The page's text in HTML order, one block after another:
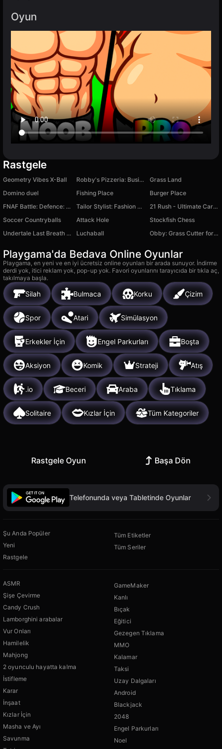
Oyun
Rastgele
Geometry Vibes X-Ball Robby's Pizzeria: Business Tycoon!
Grass Land
Domino duel
Fishing Place
Burger Place
FNAF Battle: Defence: the Pizzeria
Tailor Stylist: Fashion Diary
21 Rush - Ultimate Card Game
Soccer Countryballs
Attack Hole
Stockfish Chess
Undertale Last Breath Phase 1
Luchaball Obby: Grass Cutter for seeking Brainrots
Playgama'da Bedava Online Oyunlar
Playgama, en yeni ve en iyi ücretsiz online oyunları bir arada sunuyor. İndirme
derdi yok, itici reklam yok, pop-up yok. Favori oyunlarını tarayıcıda bir tıkla aç,
takılmaya başla.
Silah Bulmaca Korku Çizim
Spor Atari Simülasyon
Erkekler İçin Engel Parkurları Boşta
Aksiyon Komik Strateji Atış
.io Beceri Araba Tıklama
Solitaire Kızlar İçin Tüm Kategoriler
Rastgele Oyun Başa Dön
Telefonunda veya Tabletinde Oyunlar
Şu Anda Popüler
Yeni
Rastgele
Tüm Etiketler
Tüm Seriler
ASMR
Şişe Çevirme
Candy Crush
Lamborghini arabalar
Vur Onları
Hamilelik
Mahjong
2 oyunculu hayatta kalma
İstifleme
Karar
İnşaat
Kızlar İçin
Masha ve Ayı
Savunma
GameMaker
Kanlı
Bıçak
Eğitici
Gezegen Tıklama
MMO
Kalamar
Taksi
Uzay Dalgaları
Android
Blackjack
2048
Engel Parkurları
Noel